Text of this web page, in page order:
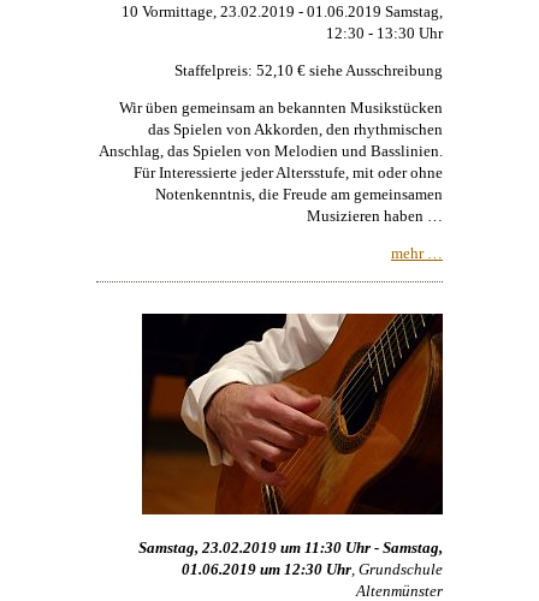
10 Vormittage, 23.02.2019 - 01.06.2019 Samstag,
12:30 - 13:30 Uhr
Staffelpreis: 52,10 € siehe Ausschreibung
Wir üben gemeinsam an bekannten Musikstücken
das Spielen von Akkorden, den rhythmischen
Anschlag, das Spielen von Melodien und Basslinien.
Für Interessierte jeder Altersstufe, mit oder ohne
Notenkenntnis, die Freude am gemeinsamen
Musizieren haben …
mehr …
Samstag, 23.02.2019 um 11:30 Uhr - Samstag,
01.06.2019 um 12:30 Uhr , Grundschule
Altenmünster